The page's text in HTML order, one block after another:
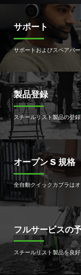
サポート
サポートおよびスペアパ
製品登録
スチールリスト製品の登
オープン S 規格
全自動クイックカプラは
フルサービスの
スチールリスト製品を良